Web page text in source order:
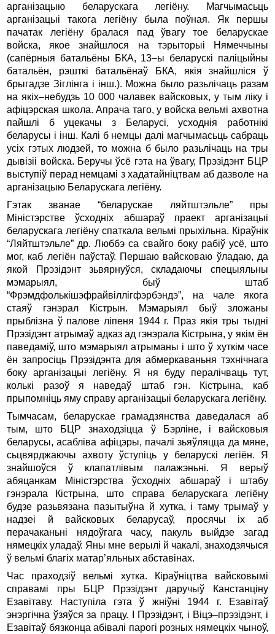
арганiзацыю беларускага легiёну. Магчымасьць
арганiзацыi такога легiёну была поўная. Як першы
пачатак легiёну бралася пад ўвагу тое беларускае
войска, якое знайшлося на тэрыторыi Нямеччыны
(сапёрныя батальёны БКА, 13–ы беларускi палiцыйны
батальён, рэшткi батальёнаў БКА, якiя знайшлiся ў
брыгадзе Зiглiнга i iнш.). Можна было разьлiчаць разам
на якiх–небудзь 10 000 чалавек вайсковых, у тым лiку i
афiцэрская школа. Апрача таго, у войска вельмi ахвотна
пайшлi б уцекачы з Беларусi, усходнiя работнiкi
беларусы i iнш. Калi б немцы далi магчымасьць сабраць
усiх гэтых людзей, то можна б было разьлiчаць на тры
дывiзii войска. Беручы ўсё гэта на ўвагу, Прэзiдэнт БЦР
выступiў перад немцамi з хадатайнiцтвам аб дазволе на
арганiзацыю Беларускага легiёну.
Гэтак званае “беларускае ляйтштэльле” пры
Мiнiстэрстве ўсходнiх абшараў праект арганiзацыi
беларускага легiёну спаткала вельмi прыхiльна. Кiраўнiк
“Ляйтштэльле” др. Люббэ са свайго боку рабiў усё, што
мог, каб легiён паўстаў. Першаю вайсковаю ўладаю, да
якой Прэзiдэнт зьвярнуўся, складаючы спецыяльны
мэмарыял, быў штаб
“Фрэмдфолькiшэфрайвіллігфэрбэндэ”, на чале якога
стаяў гэнэрал Кiстрын. Мэмарыял быў зложаны
прыблiзна ў палове лiпеня 1944 г. Праз якiя тры тыднi
Прэзiдэнт атрымаў адказ ад гэнэрала Кiстрына, у якiм ён
паведамiў, што мэмарыял атрыманы i што ў хуткiм часе
ён запросiць Прэзiдэнта для абмеркаваньня тэхнiчнага
боку арганiзацыi легiёну. Я ня буду пералiчваць тут,
колькi разоў я наведаў штаб гэн. Кiстрына, каб
прыпомнiць яму справу арганiзацыi беларускага легiёну.
Тымчасам, беларускае грамадзянства даведалася аб
тым, што БЦР знаходзiцца ў Бэрлiне, i вайсковыя
беларусы, асаблiва афiцэры, пачалi зьяўляцца да мяне,
сьцвярджаючы ахвоту ўступiць у беларускi легiён. Я
знайшоўся ў клапатлiвым палажэньнi. Я верыў
абяцанкам Мiнiстэрства ўсходнiх абшараў i штабу
гэнэрала Кiстрына, што справа беларускага легiёну
будзе разьвязана пазытыўна й хутка, i таму трымаў у
надзеi й вайсковых беларусаў, просячы iх аб
перачаканьнi нядоўгага часу, пакуль выйдзе загад
нямецкiх уладаў. Яны мне верылi й чакалi, знаходзячыся
ў вельмi благiх матар’яльных абставiнах.
Час праходзiў вельмi хутка. Кiраўнiцтва вайсковымi
справамi пры БЦР Прэзiдэнт даручыў Канстанцiну
Езавiтаву. Наступiла гэта ў жнiўнi 1944 г. Езавiтаў
энэргiчна ўзяўся за працу. І Прэзiдэнт, i Вiцэ–прэзiдэнт, i
Езавiтаў бязконца абiвалi парогi розных нямецкiх чыноў,